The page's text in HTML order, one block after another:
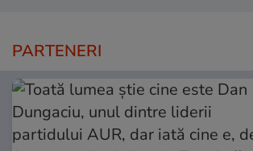
PARTENERI